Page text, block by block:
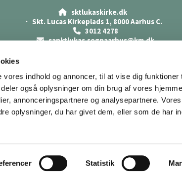
indhold og annoncer, til at vise dig funktioner
også oplysninger om din brug af vores
annonceringspartnere og analysepartnere.
oplysninger, du har givet dem, eller som de har
Statistik
sktlukaskirke.dk
· Skt. Lucas Kirkeplads 1, 8000 Aarhus C.
3012 4278
sanktlukas.sognaarhus@km.dk